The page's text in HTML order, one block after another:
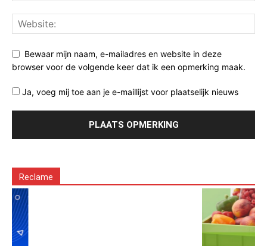
Bewaar mijn naam, e-mailadres en website in deze
browser voor de volgende keer dat ik een opmerking maak.
Ja, voeg mij toe aan je e-maillijst voor plaatselijk nieuws
Reclame